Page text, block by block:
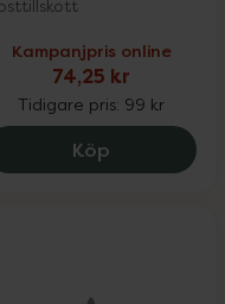
hud & naglar,
Kampanjpris online
74,25 kr
Tidigare pris: 99 kr
Köp Monkids